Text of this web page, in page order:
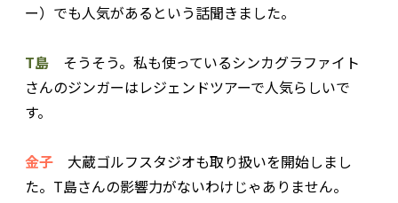
ー）でも人気があるという話聞きました。
T島 そうそう。私も使っているシンカグラファイト
さんのジンガーはレジェンドツアーで人気らしいで
す。
金子 大蔵ゴルフスタジオも取り扱いを開始しまし
た。T島さんの影響力がないわけじゃありません。